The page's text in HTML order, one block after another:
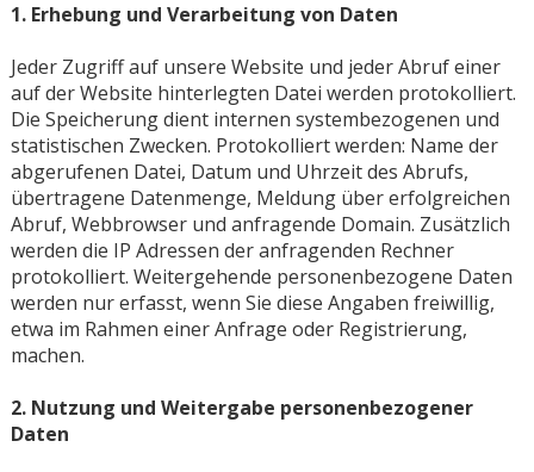
1. Erhebung und Verarbeitung von Daten
Jeder Zugriff auf unsere Website und jeder Abruf einer
auf der Website hinterlegten Datei werden protokolliert.
Die Speicherung dient internen systembezogenen und
statistischen Zwecken. Protokolliert werden: Name der
abgerufenen Datei, Datum und Uhrzeit des Abrufs,
übertragene Datenmenge, Meldung über erfolgreichen
Abruf, Webbrowser und anfragende Domain. Zusätzlich
werden die IP Adressen der anfragenden Rechner
protokolliert. Weitergehende personenbezogene Daten
werden nur erfasst, wenn Sie diese Angaben freiwillig,
etwa im Rahmen einer Anfrage oder Registrierung,
machen.
2. Nutzung und Weitergabe personenbezogener
Daten